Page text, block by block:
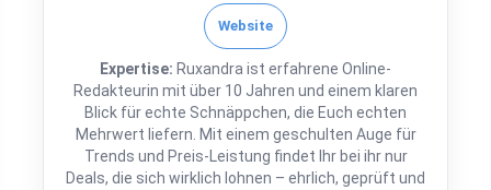
Website
Expertise: Ruxandra ist erfahrene Online-
Redakteurin mit über 10 Jahren und einem klaren
Blick für echte Schnäppchen, die Euch echten
Mehrwert liefern. Mit einem geschulten Auge für
Trends und Preis-Leistung findet Ihr bei ihr nur
Deals, die sich wirklich lohnen – ehrlich, geprüft und